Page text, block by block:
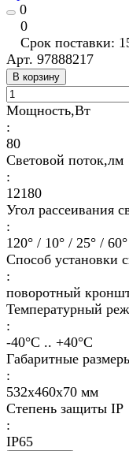
0
0
Срок поставки:
Арт. 97888217
В корзину
Мощность,Вт
:
80
Световой поток,лм
:
12180
Угол рассеивания
:
120° / 10° / 25° /
Способ установки
:
поворотный
Температурный
:
-40°С .. +40°C
Габаритные
:
532х460х70 мм
Степень защиты IP
:
IP65